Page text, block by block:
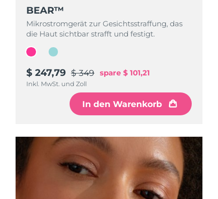
BEAR™
Mikrostromgerät zur Gesichtsstraffung, das
die Haut sichtbar strafft und festigt.
$ 247,79 $ 349 spare $ 101,21
Inkl. MwSt. und Zoll
In den Warenkorb
BEAR™
Mikrostromgerät zur Gesichtsstraffung, das
die Haut sichtbar strafft und festigt.
$ 233,59 $ 329 spare $ 95,41
Inkl. MwSt. und Zoll
In den Warenkorb